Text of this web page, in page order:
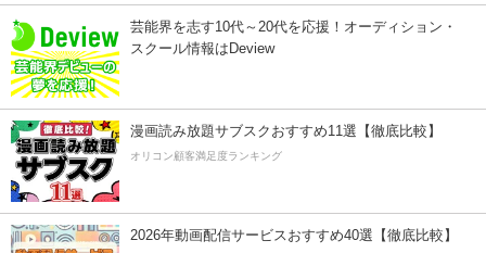
芸能界を志す10代～20代を応援！オーディション・
スクール情報はDeview
漫画読み放題サブスクおすすめ11選【徹底比較】
オリコン顧客満足度ランキング
2026年動画配信サービスおすすめ40選【徹底比較】